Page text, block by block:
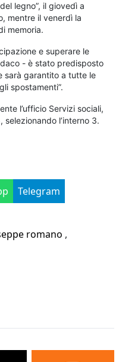
legno”, il giovedì a
mentre il venerdì la
memoria.
e superare le
- è stato predisposto
sarà garantito a tutte le
spostamenti”.
l’ufficio Servizi sociali,
l’interno 3.
Telegram
romano